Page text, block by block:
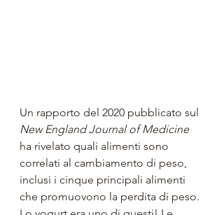
Un rapporto del 2020 pubblicato sul
New England Journal of Medicine
ha rivelato quali alimenti sono
correlati al cambiamento di peso,
inclusi i cinque principali alimenti
che promuovono la perdita di peso.